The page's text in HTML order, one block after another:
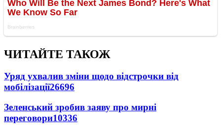
ЧИТАЙТЕ ТАКОЖ
Уряд ухвалив зміни щодо відстрочки від
мобілізації26696
Зеленський зробив заяву про мирні
переговори10336